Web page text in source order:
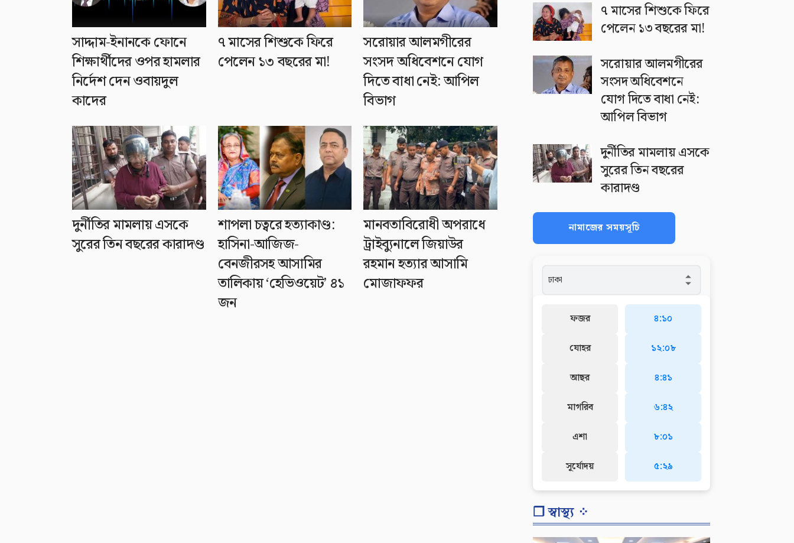
সাদ্দাম-ইনানকে ফোনে
শিক্ষার্থীদের ওপর হামলার
নির্দেশ দেন ওবায়দুল
কাদের
৭ মাসের শিশুকে ফিরে
পেলেন ১৩ বছরের মা!
সরোয়ার আলমগীরের
সংসদ অধিবেশনে যোগ
দিতে বাধা নেই: আপিল
বিভাগ
দুর্নীতির মামলায় এসকে
সুরের তিন বছরের কারাদণ্ড
শাপলা চত্বরে হত্যাকাণ্ড:
হাসিনা-আজিজ-
বেনজীরসহ আসামির
তালিকায় ‘হেভিওয়েট’ ৪১
জন
মানবতাবিরোধী অপরাধে
ট্রাইব্যুনালে জিয়াউর
রহমান হত্যার আসামি
মোজাফফর
৭ মাসের শিশুকে ফিরে
পেলেন ১৩ বছরের মা!
সরোয়ার আলমগীরের
সংসদ অধিবেশনে
যোগ দিতে বাধা নেই:
আপিল বিভাগ
দুর্নীতির মামলায় এসকে
সুরের তিন বছরের
কারাদণ্ড
নামাজের সময়সূচি
ফজর
যোহর
আছর
মাগরিব
এশা
সূর্যোদয়
৪:১০
১২:০৮
৪:৪১
৬:৪২
৮:০১
৫:২৯
❐ স্বাস্থ্য ⁘